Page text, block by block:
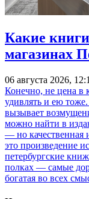
Какие
магазинах
06 августа 2026,
Конечно, не цена в
удивлять и ею тоже.
вызывает
можно найти в
— но качественная
это произведение
петербургские
полках — самые
богатая во всех